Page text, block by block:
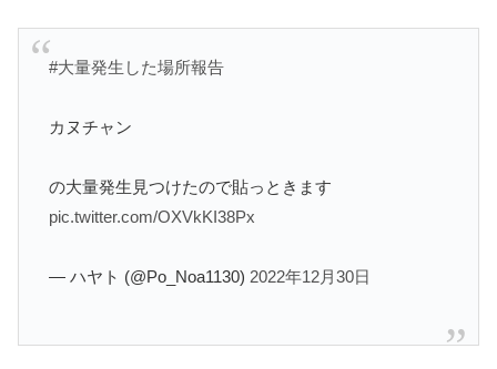
#大量発生した場所報告
カヌチャン
の大量発生見つけたので貼っときます
pic.twitter.com/OXVkKI38Px
— ハヤト (@Po_Noa1130) 2022年12月30日